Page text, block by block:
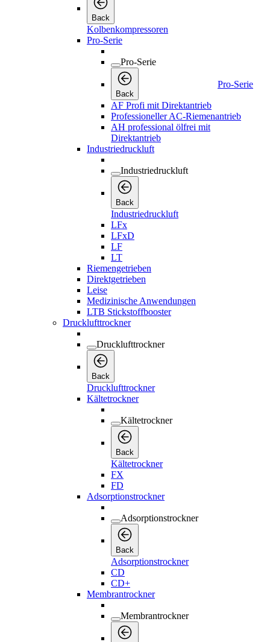
Back
Kolbenkompressoren
Pro-Serie
Pro-Serie
Back
Pro-Serie
AF Profi mit Direktantrieb
Professioneller AC-Riemenantrieb
AH professional ölfrei mit
Direktantrieb
Industriedruckluft
Industriedruckluft
Back
Industriedruckluft
LFx
LFxD
LF
LT
Riemengetrieben
Direktgetrieben
Leise
Medizinische Anwendungen
LTB Stickstoffbooster
Drucklufttrockner
Drucklufttrockner
Back
Drucklufttrockner
Kältetrockner
Kältetrockner
Back
Kältetrockner
FX
FD
Adsorptionstrockner
Adsorptionstrockner
Back
Adsorptionstrockner
CD
CD+
Membrantrockner
Membrantrockner